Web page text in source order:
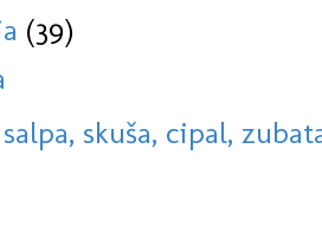
(39)
salpa, skuša, cipal,